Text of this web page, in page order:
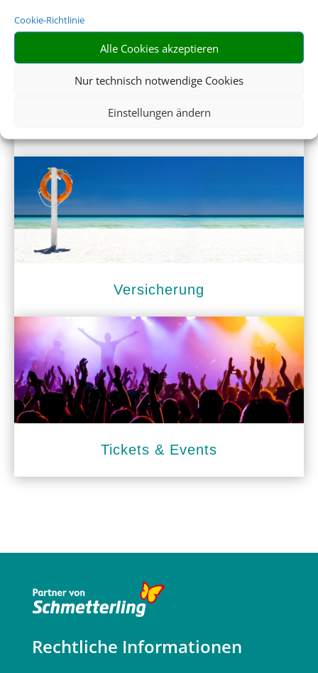
Cookie-Richtlinie
Alle Cookies akzeptieren
Nur technisch notwendige Cookies
Einstellungen ändern
Versicherung
Tickets & Events
Rechtliche Informationen